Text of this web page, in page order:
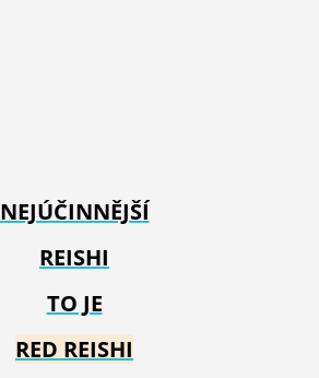
NEJÚČINNĚJŠÍ
REISHI
TO JE
RED REISHI